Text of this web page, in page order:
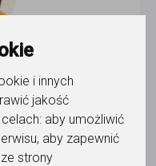
i innych
jakość
aby umożliwić
, aby zapewnić
strony
Gajos